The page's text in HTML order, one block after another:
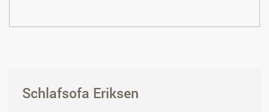
Schlafsofa Eriksen